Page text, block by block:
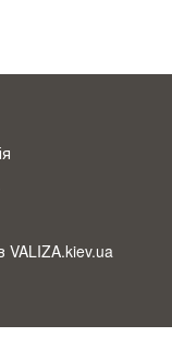
VALIZA.kiev.ua